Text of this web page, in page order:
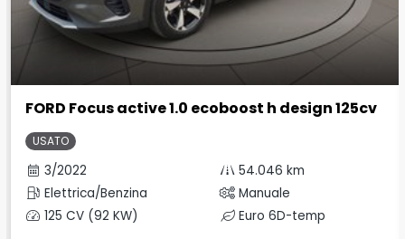
FORD Focus active 1.0 ecoboost h design 125cv
USATO
3/2022
54.046 km
Elettrica/Benzina
Manuale
125 CV (92 KW)
Euro 6D-temp